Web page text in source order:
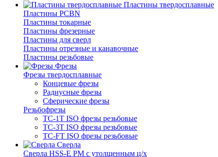
Пластины твердосплавные
Пластины PCBN
Пластины токарные
Пластины фрезерные
Пластины для сверл
Пластины отрезные и канавочные
Пластины резьбовые
Фрезы
Фрезы твердосплавные
Концевые фрезы
Радиусные фрезы
Сферические фрезы
Резьбофрезы
TC-1T ISO фрезы резьбовые
TC-3T ISO фрезы резьбовые
TC-FT ISO фрезы резьбовые
Сверла
Cверла HSS-E PM c утолщенным ц/х